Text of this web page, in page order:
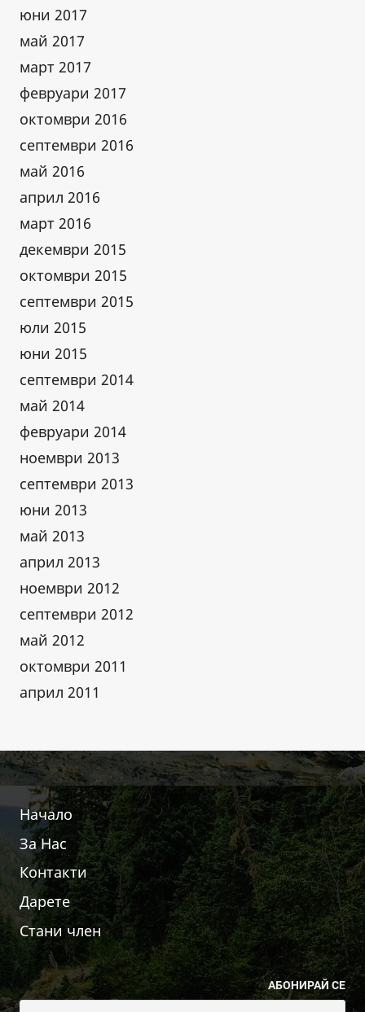
юни 2017
май 2017
март 2017
февруари 2017
октомври 2016
септември 2016
май 2016
април 2016
март 2016
декември 2015
октомври 2015
септември 2015
юли 2015
юни 2015
септември 2014
май 2014
февруари 2014
ноември 2013
септември 2013
юни 2013
май 2013
април 2013
ноември 2012
септември 2012
май 2012
октомври 2011
април 2011
Начало
За Нас
Контакти
Дарете
Стани член
АБОНИРАЙ СЕ